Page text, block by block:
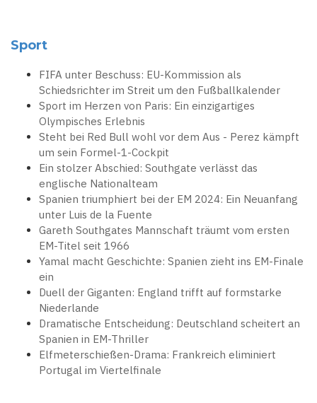
Sport
FIFA unter Beschuss: EU-Kommission als
Schiedsrichter im Streit um den Fußballkalender
Sport im Herzen von Paris: Ein einzigartiges
Olympisches Erlebnis
Steht bei Red Bull wohl vor dem Aus - Perez kämpft
um sein Formel-1-Cockpit
Ein stolzer Abschied: Southgate verlässt das
englische Nationalteam
Spanien triumphiert bei der EM 2024: Ein Neuanfang
unter Luis de la Fuente
Gareth Southgates Mannschaft träumt vom ersten
EM-Titel seit 1966
Yamal macht Geschichte: Spanien zieht ins EM-Finale
ein
Duell der Giganten: England trifft auf formstarke
Niederlande
Dramatische Entscheidung: Deutschland scheitert an
Spanien in EM-Thriller
Elfmeterschießen-Drama: Frankreich eliminiert
Portugal im Viertelfinale